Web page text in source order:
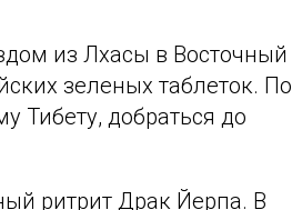
из Лхасы в Восточный
зеленых таблеток. По
Тибету, добраться до
ритрит Драк Йерпа. В